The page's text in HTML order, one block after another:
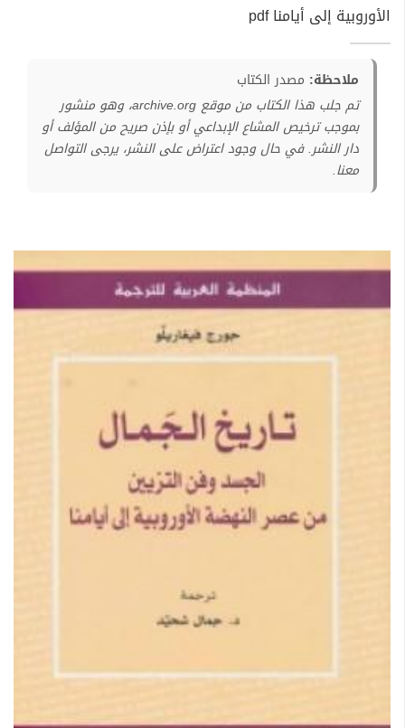
الأوروبية إلى أيامنا pdf
ملاحظة: مصدر الكتاب
تم جلب هذا الكتاب من موقع archive.org، وهو منشور
بموجب ترخيص المشاع الإبداعي أو بإذن صريح من المؤلف أو
دار النشر. في حال وجود اعتراض على النشر، يرجى التواصل
معنا.